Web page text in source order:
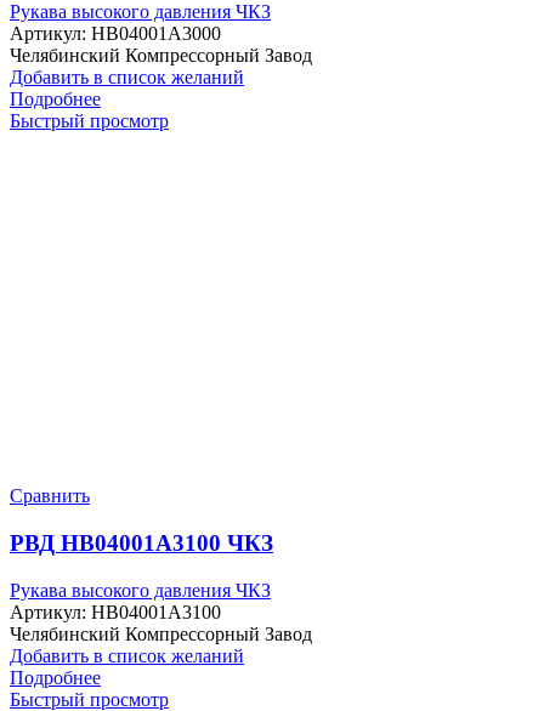
Рукава высокого давления ЧКЗ
Артикул: HB04001A3000
Челябинский Компрессорный Завод
Добавить в список желаний
Подробнее
Быстрый просмотр
Сравнить
РВД HB04001A3100 ЧКЗ
Рукава высокого давления ЧКЗ
Артикул: HB04001A3100
Челябинский Компрессорный Завод
Добавить в список желаний
Подробнее
Быстрый просмотр